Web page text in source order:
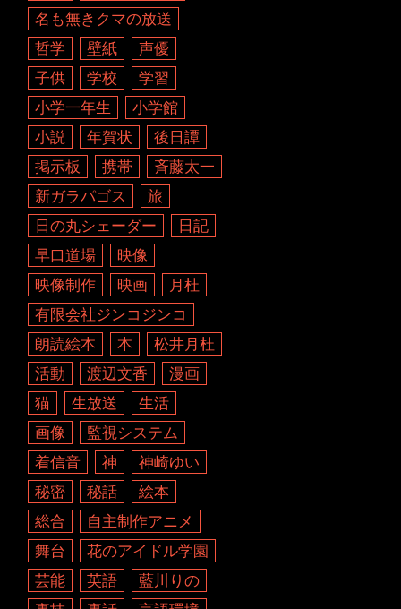
名も無きクマの放送
哲学
壁紙
声優
子供
学校
学習
小学一年生
小学館
小説
年賀状
後日譚
掲示板
携帯
斉藤太一
新ガラパゴス
旅
日の丸シェーダー
日記
早口道場
映像
映像制作
映画
月杜
有限会社ジンコジンコ
朗読絵本
本
松井月杜
活動
渡辺文香
漫画
猫
生放送
生活
画像
監視システム
着信音
神
神崎ゆい
秘密
秘話
絵本
総合
自主制作アニメ
舞台
花のアイドル学園
芸能
英語
藍川りの